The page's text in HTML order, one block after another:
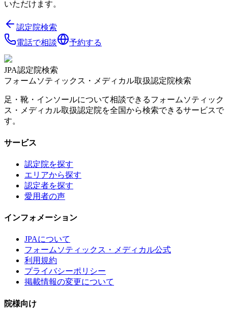
いただけます。
認定院検索
電話で相談
予約する
JPA認定院検索
フォームソティックス・メディカル取扱認定院検索
足・靴・インソールについて相談できるフォームソティック
ス・メディカル取扱認定院を全国から検索できるサービスで
す。
サービス
認定院を探す
エリアから探す
認定者を探す
愛用者の声
インフォメーション
JPAについて
フォームソティックス・メディカル公式
利用規約
プライバシーポリシー
掲載情報の変更について
院様向け